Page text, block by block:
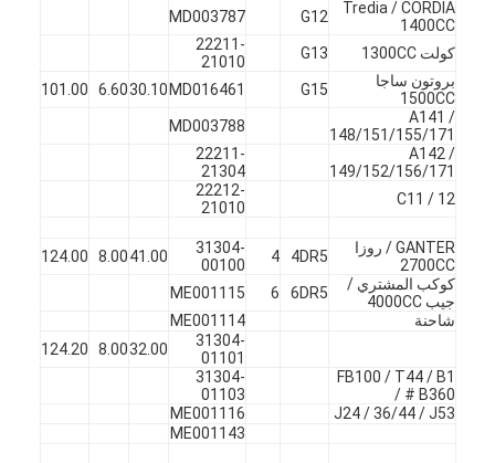
عمود الحدبات محرك
المحرك توصيل رود
محرك الروك ذراع
سيارة صمامات المحرك
إصلاح رئيس اسطوانة
العمود المرفقي بكرة
أسطوانة رأس حشية
مضخة قيادة السيارة
Tredia / CORDIA
1400CC
G12
MD003787
كولت 1300CC G13
22211-
21010
بروتون ساجا
1500CC
G15
MD016461
30.10
6.60
101.00
A141 /
148/151/155/171
MD003788
A142 /
149/152/156/171
22211-
21304
C11 / 12
22212-
21010
GANTER / روزا
2700CC
4DR5
4
31304-
00100
41.00
8.00
124.00
كوكب المشتري /
جيب 4000CC
6DR5
6
ME001115
شاحنة
ME001114
31304-
01101
32.00
8.00
124.20
FB100 / T44 / B1
/ # B360
31304-
01103
J24 / 36/44 / J53
ME001116
ME001143